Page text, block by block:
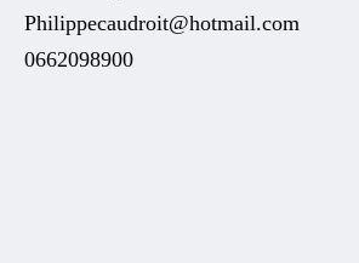
Philippecaudroit@hotmail.com
0662098900